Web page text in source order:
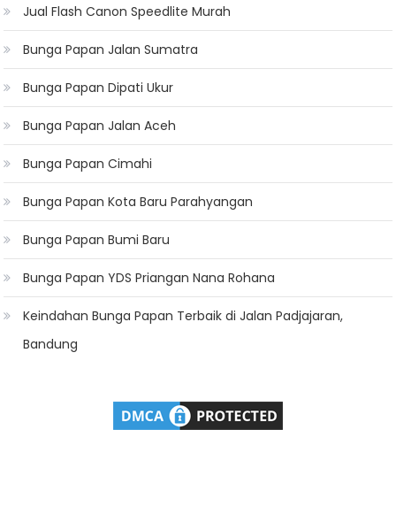
Jual Flash Canon Speedlite Murah
Bunga Papan Jalan Sumatra
Bunga Papan Dipati Ukur
Bunga Papan Jalan Aceh
Bunga Papan Cimahi
Bunga Papan Kota Baru Parahyangan
Bunga Papan Bumi Baru
Bunga Papan YDS Priangan Nana Rohana
Keindahan Bunga Papan Terbaik di Jalan Padjajaran,
Bandung